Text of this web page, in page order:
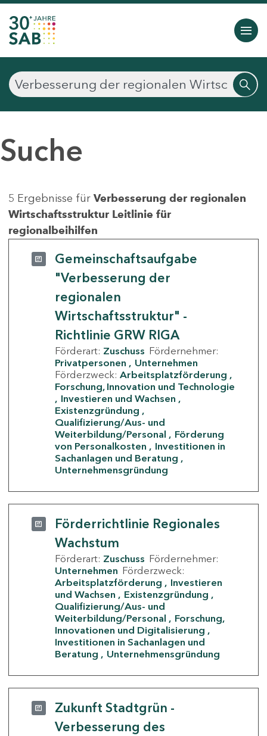
Suche
5 Ergebnisse für Verbesserung der regionalen
Wirtschaftsstruktur Leitlinie für
regionalbeihilfen
Gemeinschaftsaufgabe
"Verbesserung der
regionalen
Wirtschaftsstruktur" -
Richtlinie GRW RIGA
Förderart: Zuschuss Fördernehmer:
Privatpersonen
Unternehmen
Förderzweck: Arbeitsplatzförderung
Forschung, Innovation und Technologie
Investieren und Wachsen
Existenzgründung
Qualifizierung/Aus- und
Weiterbildung/Personal
Förderung
von Personalkosten
Investitionen in
Sachanlagen und Beratung
Unternehmensgründung
Förderrichtlinie Regionales
Wachstum
Förderart: Zuschuss Fördernehmer:
Unternehmen Förderzweck:
Arbeitsplatzförderung
Investieren
und Wachsen
Existenzgründung
Qualifizierung/Aus- und
Weiterbildung/Personal
Forschung,
Innovationen und Digitalisierung
Investitionen in Sachanlagen und
Beratung
Unternehmensgründung
Zukunft Stadtgrün -
Verbesserung des